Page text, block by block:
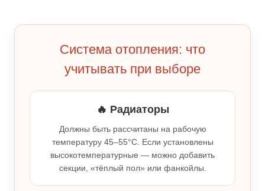
Система отопления: что
учитывать при выборе
🔥 Радиаторы
Должны быть рассчитаны на рабочую
температуру 45–55°C. Если установлены
высокотемпературные — можно добавить
секции, «тёплый пол» или фанкойлы.